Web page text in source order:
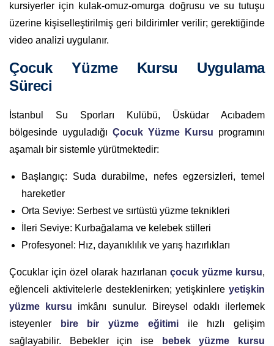
kursiyerler için kulak-omuz-omurga doğrusu ve su tutuşu
üzerine kişiselleştirilmiş geri bildirimler verilir; gerektiğinde
video analizi uygulanır.
Çocuk Yüzme Kursu Uygulama
Süreci
İstanbul Su Sporları Kulübü, Üsküdar Acıbadem
bölgesinde uyguladığı Çocuk Yüzme Kursu programını
aşamalı bir sistemle yürütmektedir:
Başlangıç: Suda durabilme, nefes egzersizleri, temel
hareketler
Orta Seviye: Serbest ve sırtüstü yüzme teknikleri
İleri Seviye: Kurbağalama ve kelebek stilleri
Profesyonel: Hız, dayanıklılık ve yarış hazırlıkları
Çocuklar için özel olarak hazırlanan çocuk yüzme kursu,
eğlenceli aktivitelerle desteklenirken; yetişkinlere yetişkin
yüzme kursu imkânı sunulur. Bireysel odaklı ilerlemek
isteyenler
bire bir yüzme eğitimiile hızlı gelişim
sağlayabilir. Bebekler için ise
bebek yüzme kursu